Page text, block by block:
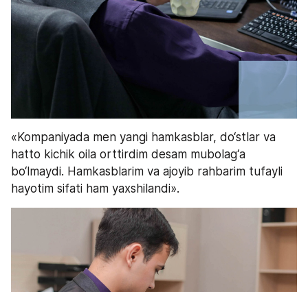
«Kompaniyada men yangi hamkasblar, do‘stlar va
hatto kichik oila orttirdim desam mubolag‘a
bo‘lmaydi. Hamkasblarim va ajoyib rahbarim tufayli
hayotim sifati ham yaxshilandi».